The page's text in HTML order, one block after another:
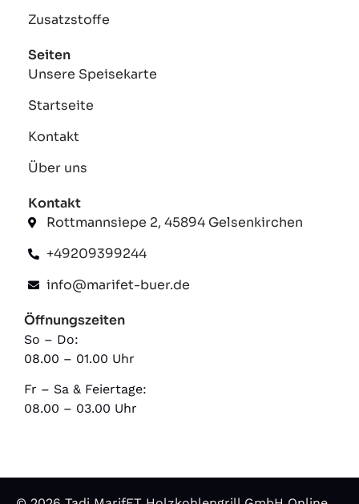
Zusatzstoffe
Seiten
Unsere Speisekarte
Startseite
Kontakt
Über uns
Kontakt
Rottmannsiepe 2, 45894 Gelsenkirchen
+49209399244
info@marifet-buer.de
Öffnungszeiten
So – Do:
08.00 – 01.00 Uhr
Fr – Sa & Feiertage:
08.00 – 03.00 Uhr